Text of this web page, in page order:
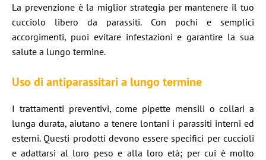
La prevenzione è la miglior strategia per mantenere il tuo
cucciolo libero da parassiti. Con pochi e semplici
accorgimenti, puoi evitare infestazioni e garantire la sua
salute a lungo termine.
Uso di antiparassitari a lungo termine
I trattamenti preventivi, come pipette mensili o collari a
lunga durata, aiutano a tenere lontani i parassiti interni ed
esterni. Questi prodotti devono essere specifici per cuccioli
e adattarsi al loro peso e alla loro età; per cui è molto